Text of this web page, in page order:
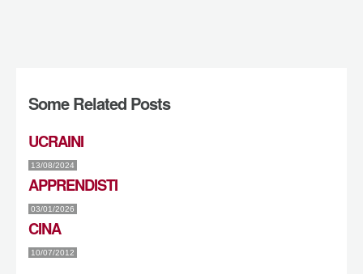
Some Related Posts
UCRAINI
13/08/2024
APPRENDISTI
03/01/2026
CINA
10/07/2012